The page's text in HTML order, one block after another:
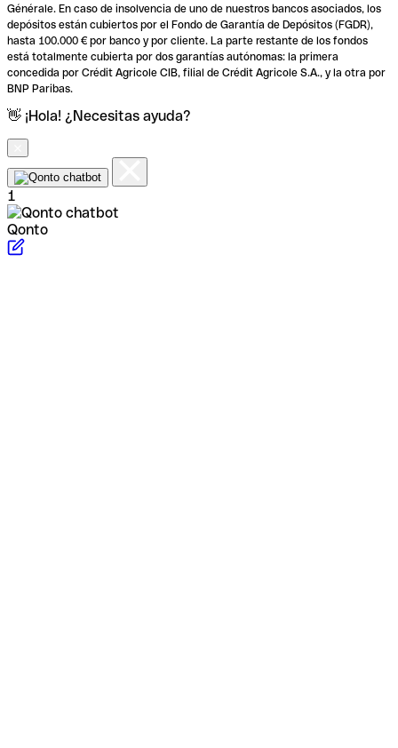
Générale. En caso de insolvencia de uno de nuestros bancos asociados, los
depósitos están cubiertos por el Fondo de Garantía de Depósitos (FGDR),
hasta 100.000 € por banco y por cliente. La parte restante de los fondos
está totalmente cubierta por dos garantías autónomas: la primera
concedida por Crédit Agricole CIB, filial de Crédit Agricole S.A., y la otra por
BNP Paribas.
👋 ¡Hola! ¿Necesitas ayuda?
1
Qonto